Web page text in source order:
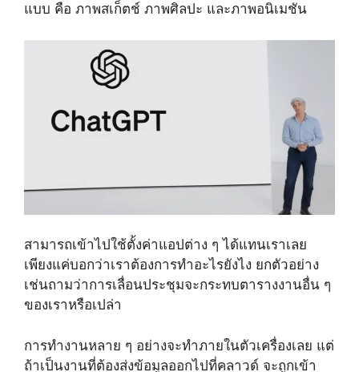
แบบ คือ ภาพสเก็ตช์ ภาพศิลปะ และภาพอนิเมชัน
สามารถเข้าไปใช้ตั้งค่าแอปต่าง ๆ ได้แทนเราเลย
เพียงแค่บอกว่าเราต้องการทำอะไรยังไง ยกตัวอย่าง
เช่นถามว่าการเลื่อนประชุมจะกระทบตารางงานอื่น ๆ
ของเราหรือเปล่า
การทำงานหลาย ๆ อย่างจะทำภายในตัวเครื่องเลย แต่
ถ้าเป็นงานที่ต้องส่งข้อมูลออกไปที่คลาวด์ จะถูกเข้า